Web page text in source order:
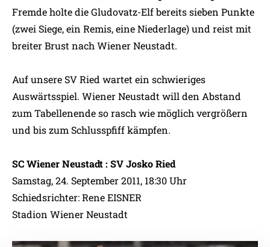
Fremde holte die Gludovatz-Elf bereits sieben Punkte
(zwei Siege, ein Remis, eine Niederlage) und reist mit
breiter Brust nach Wiener Neustadt.
Auf unsere SV Ried wartet ein schwieriges
Auswärtsspiel. Wiener Neustadt will den Abstand
zum Tabellenende so rasch wie möglich vergrößern
und bis zum Schlusspfiff kämpfen.
SC Wiener Neustadt : SV Josko Ried
Samstag, 24. September 2011, 18:30 Uhr
Schiedsrichter: Rene EISNER
Stadion Wiener Neustadt